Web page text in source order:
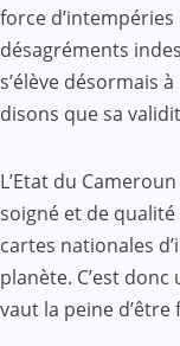
force
désagréments
s’élève désormais
disons que sa
L’Etat du
soigné et de
cartes nationales
planète. C’est
vaut la peine d’être